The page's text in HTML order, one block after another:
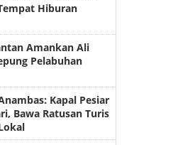
Hiburan
Amankan Ali
Pelabuhan
Kapal Pesiar
Bawa Ratusan Turis